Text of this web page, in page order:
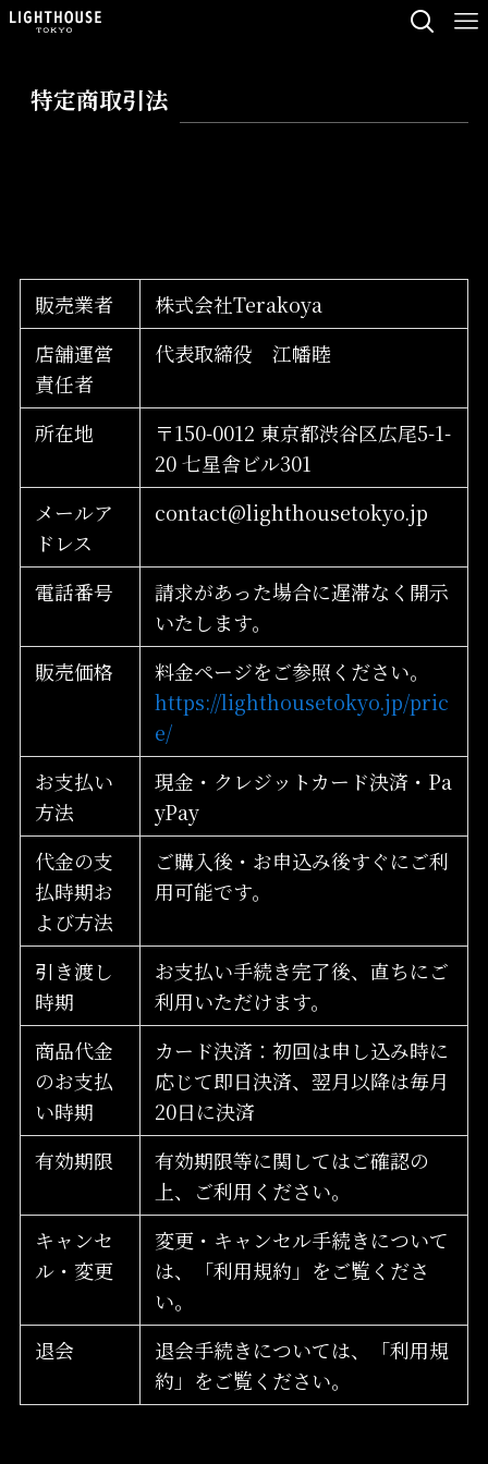
特定商取引法
販売業者
株式会社Terakoya
店舗運営
責任者
代表取締役 江幡睦
所在地
〒150-0012 東京都渋谷区広尾5-1-
20 七星舎ビル301
メールア
ドレス
contact@lighthousetokyo.jp
電話番号
請求があった場合に遅滞なく開示
いたします。
販売価格
料金ページをご参照ください。
https://lighthousetokyo.jp/pric
e/
お支払い
方法
現金・クレジットカード決済・Pa
yPay
代金の支
払時期お
よび方法
ご購入後・お申込み後すぐにご利
用可能です。
引き渡し
時期
お支払い手続き完了後、直ちにご
利用いただけます。
商品代金
のお支払
い時期
カード決済：初回は申し込み時に
応じて即日決済、翌月以降は毎月
20日に決済
有効期限
有効期限等に関してはご確認の
上、ご利用ください。
キャンセ
ル・変更
変更・キャンセル手続きについて
は、「利用規約」をご覧くださ
い。
退会
退会手続きについては、「利用規
約」をご覧ください。